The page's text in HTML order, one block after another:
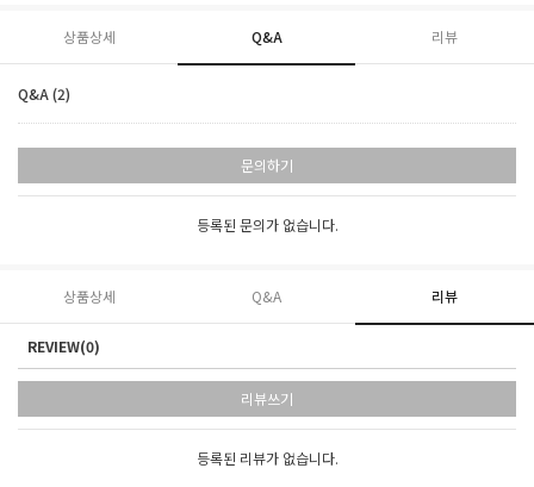
상품상세 Q&A 리뷰
Q&A (2)
문의하기
등록된 문의가 없습니다.
상품상세 Q&A 리뷰
REVIEW(0)
리뷰쓰기
등록된 리뷰가 없습니다.